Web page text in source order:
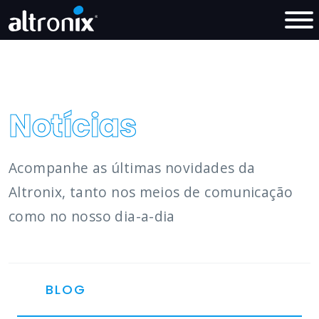
Notícias
Acompanhe as últimas novidades da
Altronix, tanto nos meios de comunicação
como no nosso dia-a-dia
BLOG